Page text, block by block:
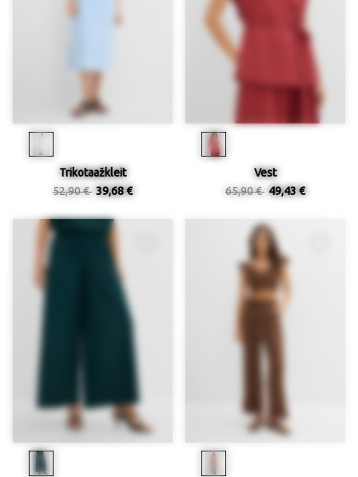
Trikotaažkleit
52,90 € 39,68 €
Vest
65,90 € 49,43 €